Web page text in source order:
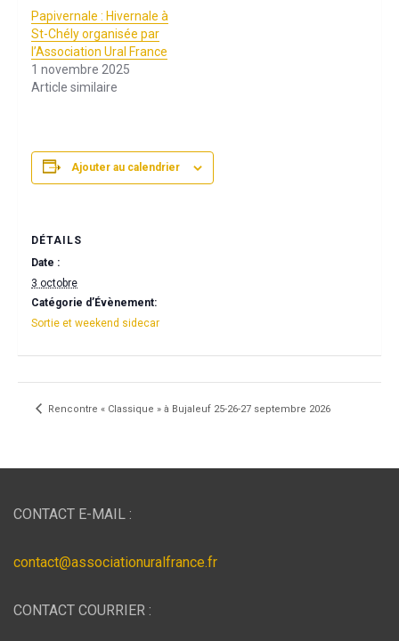
Papivernale : Hivernale à
St-Chély organisée par
l’Association Ural France
1 novembre 2025
Article similaire
Ajouter au calendrier
DÉTAILS
Date :
3 octobre
Catégorie d’Évènement:
Sortie et weekend sidecar
Rencontre « Classique » à Bujaleuf 25-26-27 septembre 2026
CONTACT E-MAIL :
contact@associationuralfrance.fr
CONTACT COURRIER :